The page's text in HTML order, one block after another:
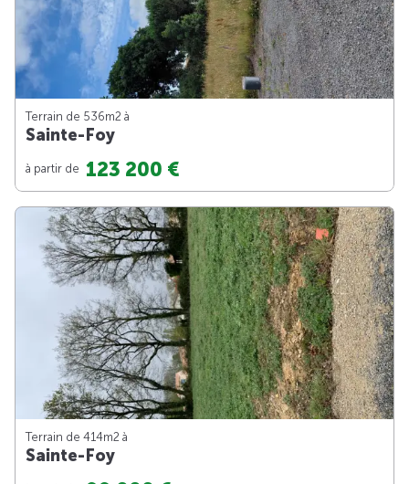
Terrain de 536m2 à
Sainte-Foy
à partir de 123 200 €
Terrain de 414m2 à
Sainte-Foy